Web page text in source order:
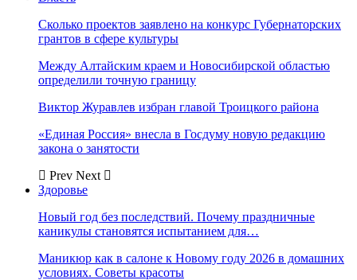
Сколько проектов заявлено на конкурс Губернаторских
грантов в сфере культуры
Между Алтайским краем и Новосибирской областью
определили точную границу
Виктор Журавлев избран главой Троицкого района
«Единая Россия» внесла в Госдуму новую редакцию
закона о занятости
Prev Next
Здоровье
Новый год без последствий. Почему праздничные
каникулы становятся испытанием для…
Маникюр как в салоне к Новому году 2026 в домашних
условиях. Советы красоты